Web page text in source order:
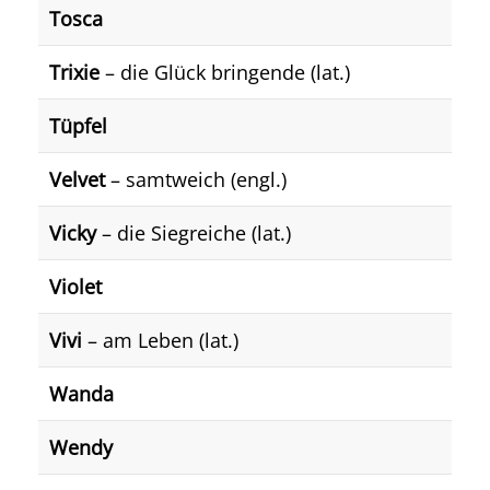
Tosca
Trixie – die Glück bringende (lat.)
Tüpfel
Velvet– samtweich (engl.)
Vicky– die Siegreiche (lat.)
Violet
Vivi – am Leben (lat.)
Wanda
Wendy